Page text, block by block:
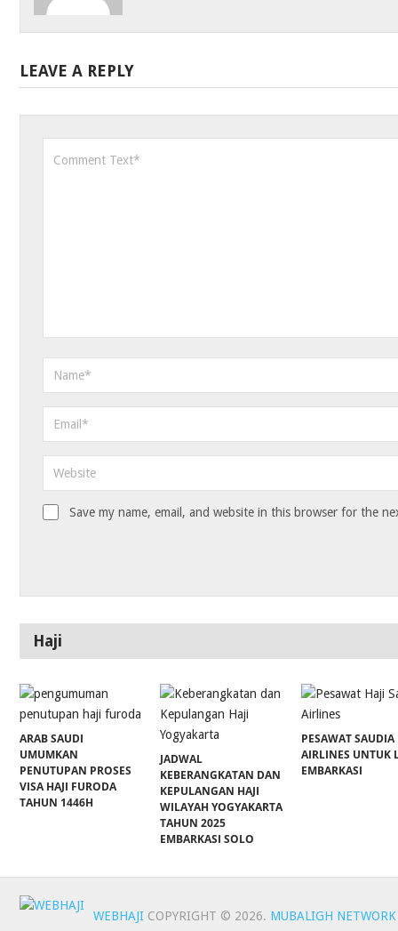
LEAVE A REPLY
Save my name, email, and website in this browser for the
Haji
ARAB SAUDI
UMUMKAN
PENUTUPAN PROSES
VISA HAJI FURODA
TAHUN 1446H
JADWAL
KEBERANGKATAN DAN
KEPULANGAN HAJI
WILAYAH YOGYAKARTA
TAHUN 2025
EMBARKASI SOLO
PESAWAT SAUDIA
AIRLINES UNTUK
EMBARKASI
WEBHAJICOPYRIGHT © 2026. MUBALIGH NETWORK